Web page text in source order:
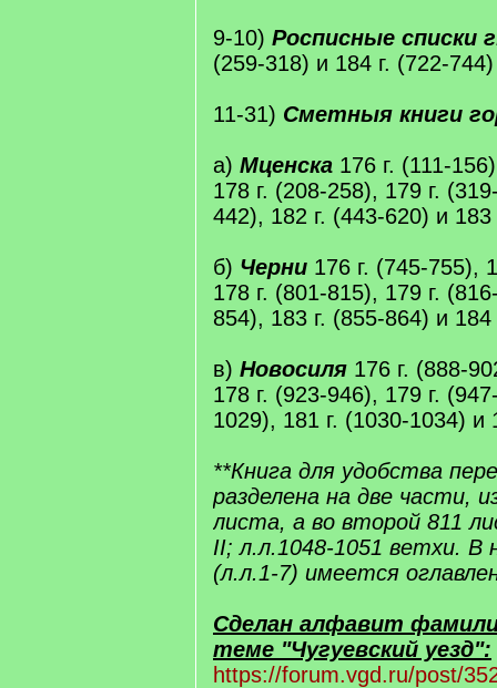
9-10) Росписные списки
(259-318) и 184 г. (722-744)
11-31) Сметныя книги
а) Мценска 176 г. (111-
178 г. (208-258), 179 г.
442), 182 г. (443-620) и 183
б) Черни 176 г. (745-755),
178 г. (801-815), 179 г.
854), 183 г. (855-864) и
в) Новосиля 176 г. (888-
178 г. (923-946), 179 г.
1029), 181 г. (1030-1034) и
**Книга для удобства
разделена на две части,
листа, а во второй 811
II; л.л.1048-1051 ветхи. В
(л.л.1-7) имеется
Сделан алфавит
теме "Чугуевский уезд":
https://forum.vgd.ru/post/